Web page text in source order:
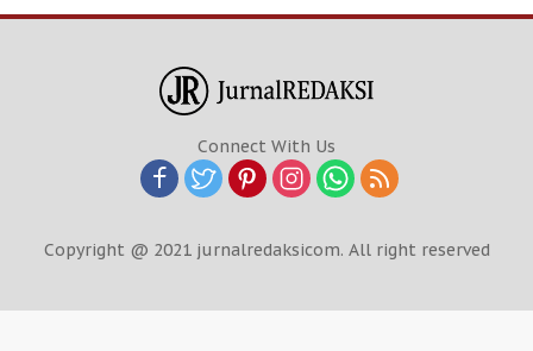
Connect With Us
Copyright @ 2021 jurnalredaksicom. All right reserved